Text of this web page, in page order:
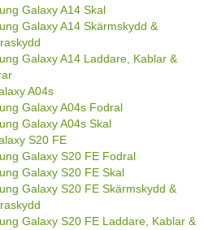
Galaxy A14 Skal
Galaxy A14 Skärmskydd &
Galaxy A14 Laddare, Kablar &
A04s
Galaxy A04s Fodral
Galaxy A04s Skal
S20 FE
Galaxy S20 FE Fodral
Galaxy S20 FE Skal
Galaxy S20 FE Skärmskydd &
Galaxy S20 FE Laddare, Kablar &